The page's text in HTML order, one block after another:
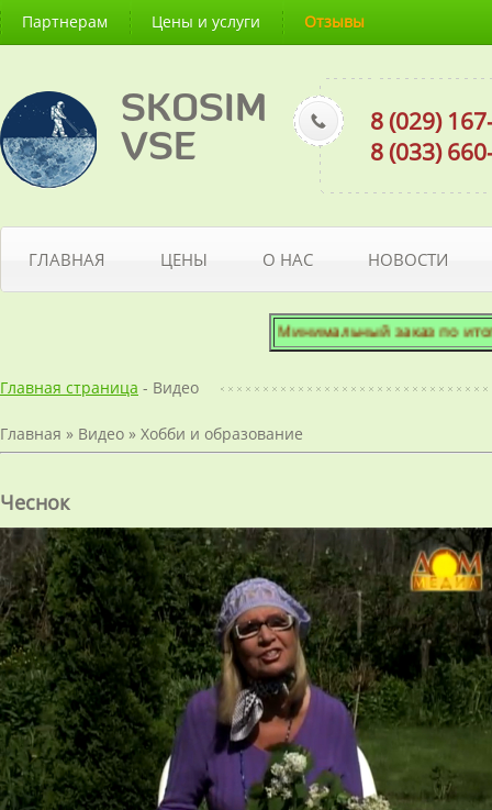
Партнерам Цены и услуги Отзывы
SKOSIM
VSE
8 (029)
8 (033)
ГЛАВНАЯ ЦЕНЫ О НАС НОВОСТИ
Минимальный заказ по
Главная страница - Видео
Главная » Видео » Хобби и образование
Чеснок